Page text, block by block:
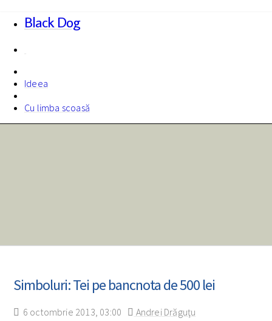
Black Dog
Ideea
Cu limba scoasă
Simboluri: Tei pe bancnota de 500 lei
6 octombrie 2013, 03:00 Andrei Drăguţu